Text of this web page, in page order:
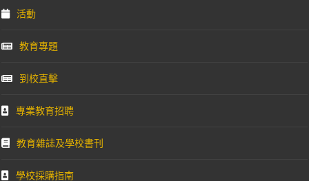
活動
教育專題
到校直擊
專業教育招聘
教育雜誌及學校書刊
學校採購指南